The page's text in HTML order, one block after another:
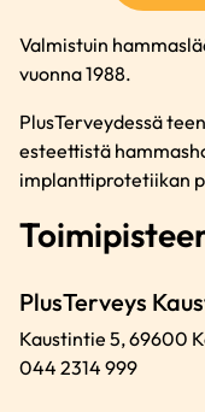
Valmistuin
vuonna 1988.
PlusTerveydessä
esteettistä
implanttiprotetiikan
PlusTerveys
Kaustintie 5,69600
044 2314 999